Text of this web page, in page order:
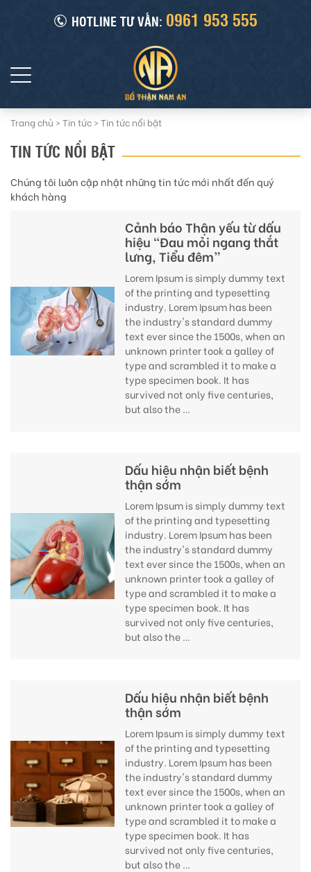
HOTLINE TƯ VẤN: 0961 953 555
Trang chủ > Tin tức > Tin tức nổi bật
TIN TỨC NỔI BẬT
Chúng tôi luôn cập nhật những tin tức mới nhất đến quý
khách hàng
Cảnh báo Thận yếu từ dấu
hiệu “Đau mỏi ngang thắt
lưng, Tiểu đêm”
Lorem Ipsum is simply dummy text
of the printing and typesetting
industry. Lorem Ipsum has been
the industry's standard dummy
text ever since the 1500s, when an
unknown printer took a galley of
type and scrambled it to make a
type specimen book. It has
survived not only five centuries,
but also the …
Dấu hiệu nhận biết bệnh
thận sớm
Lorem Ipsum is simply dummy text
of the printing and typesetting
industry. Lorem Ipsum has been
the industry's standard dummy
text ever since the 1500s, when an
unknown printer took a galley of
type and scrambled it to make a
type specimen book. It has
survived not only five centuries,
but also the …
Dấu hiệu nhận biết bệnh
thận sớm
Lorem Ipsum is simply dummy text
of the printing and typesetting
industry. Lorem Ipsum has been
the industry's standard dummy
text ever since the 1500s, when an
unknown printer took a galley of
type and scrambled it to make a
type specimen book. It has
survived not only five centuries,
but also the …